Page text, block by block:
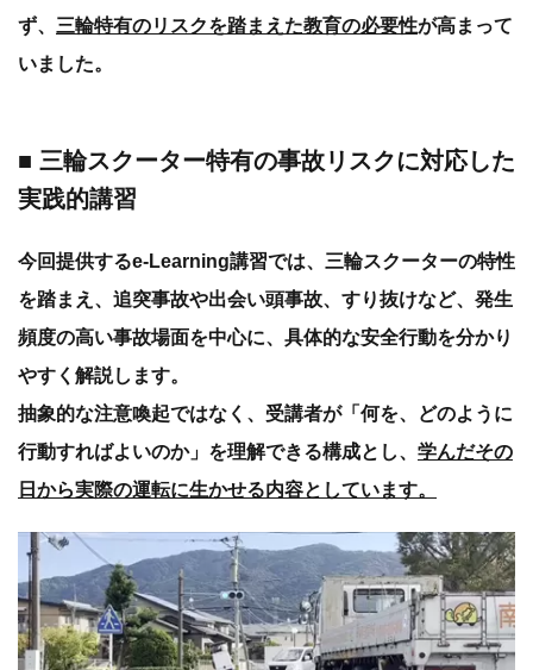
ず、 三輪特有のリスクを踏まえた教育の必要性が高まって
いました。
■ 三輪スクーター特有の事故リスクに対応した
実践的講習
今回提供するe-Learning講習では、三輪スクーターの特性
を踏まえ、追突事故や出会い頭事故、すり抜けなど、発生
頻度の高い事故場面を中心に、具体的な安全行動を分かり
やすく解説します。
抽象的な注意喚起ではなく、受講者が「何を、どのように
行動すればよいのか」を理解できる構成とし、 学んだその
日から実際の運転に生かせる内容としています。